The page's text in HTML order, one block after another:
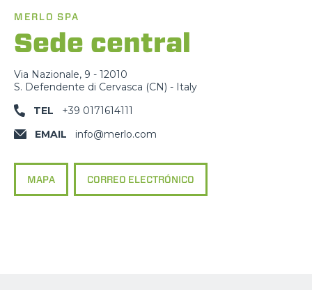
MERLO SPA
Sede central
Via Nazionale, 9 - 12010
S. Defendente di Cervasca (CN) - Italy
TEL
+39 0171614111
EMAIL
info@merlo.com
MAPA CORREO ELECTRÓNICO